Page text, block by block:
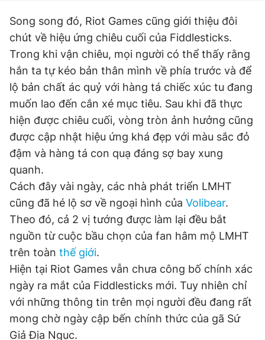
Song song đó, Riot Games cũng giới thiệu đôi
chút về hiệu ứng chiêu cuối của Fiddlesticks.
Trong khi vận chiêu, mọi người có thể thấy rằng
hắn ta tự kéo bản thân mình về phía trước và để
lộ bản chất ác quỷ với hàng tá chiếc xúc tu đang
muốn lao đến cắn xé mục tiêu. Sau khi đã thực
hiện được chiêu cuối, vòng tròn ảnh hưởng cũng
được cập nhật hiệu ứng khá đẹp với màu sắc đỏ
đậm và hàng tá con quạ đáng sợ bay xung
quanh.
Cách đây vài ngày, các nhà phát triển LMHT
cũng đã hé lộ sơ về ngoại hình của Volibear.
Theo đó, cả 2 vị tướng được làm lại đều bắt
nguồn từ cuộc bầu chọn của fan hâm mộ LMHT
trên toàn thế giới.
Hiện tại Riot Games vẫn chưa công bố chính xác
ngày ra mắt của Fiddlesticks mới. Tuy nhiên chỉ
với những thông tin trên mọi người đều đang rất
mong chờ ngày cập bến chính thức của gã Sứ
Giả Địa Ngục.